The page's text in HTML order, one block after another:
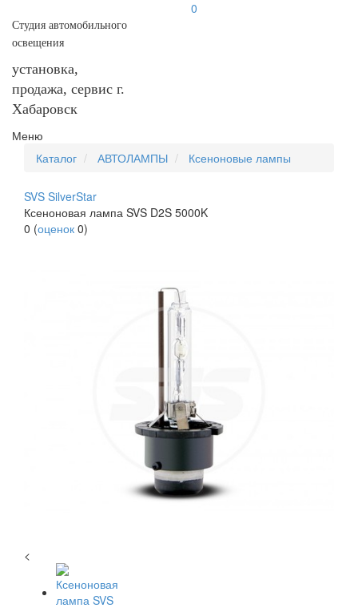
Студия автомобильного
освещения
установка,
продажа, сервис г.
Хабаровск
0
Меню
Каталог
АВТОЛАМПЫ Ксеноновые лампы
SVS SilverStar
Ксеноновая лампа SVS D2S 5000K
0 (оценок 0)
<